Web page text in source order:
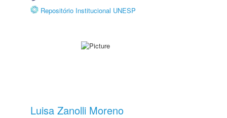
Repositório Institucional UNESP
Luisa Zanolli Moreno